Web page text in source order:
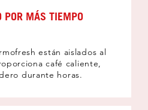
POR MÁS TIEMPO
están aislados al
café caliente,
durante horas.